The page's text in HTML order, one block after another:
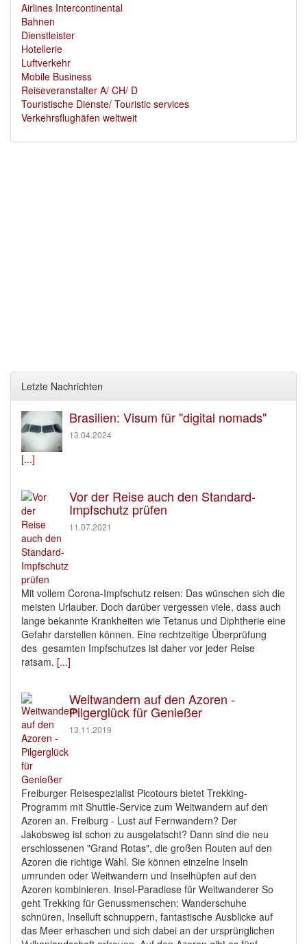
Airlines Intercontinental
Bahnen
Dienstleister
Hotellerie
Luftverkehr
Mobile Business
Reiseveranstalter A/ CH/ D
Touristische Dienste/ Touristic services
Verkehrsflughäfen weltweit
Letzte Nachrichten
Brasilien: Visum für "digital nomads"
13.04.2024
[...]
Vor der Reise auch den Standard-
Impfschutz prüfen
11.07.2021
Mit vollem Corona-Impfschutz reisen: Das wünschen sich die
meisten Urlauber. Doch darüber vergessen viele, dass auch
lange bekannte Krankheiten wie Tetanus und Diphtherie eine
Gefahr darstellen können. Eine rechtzeitige Überprüfung
des gesamten Impfschutzes ist daher vor jeder Reise
ratsam. [...]
Weitwandern auf den Azoren -
Pilgerglück für Genießer
13.11.2019
Freiburger Reisespezialist Picotours bietet Trekking-
Programm mit Shuttle-Service zum Weitwandern auf den
Azoren an. Freiburg - Lust auf Fernwandern? Der
Jakobsweg ist schon zu ausgelatscht? Dann sind die neu
erschlossenen "Grand Rotas", die großen Routen auf den
Azoren die richtige Wahl. Sie können einzelne Inseln
umrunden oder Weitwandern und Inselhüpfen auf den
Azoren kombinieren. Insel-Paradiese für Weitwanderer So
geht Trekking für Genussmenschen: Wanderschuhe
schnüren, Inselluft schnuppern, fantastische Ausblicke auf
das Meer erhaschen und sich dabei an der ursprünglichen